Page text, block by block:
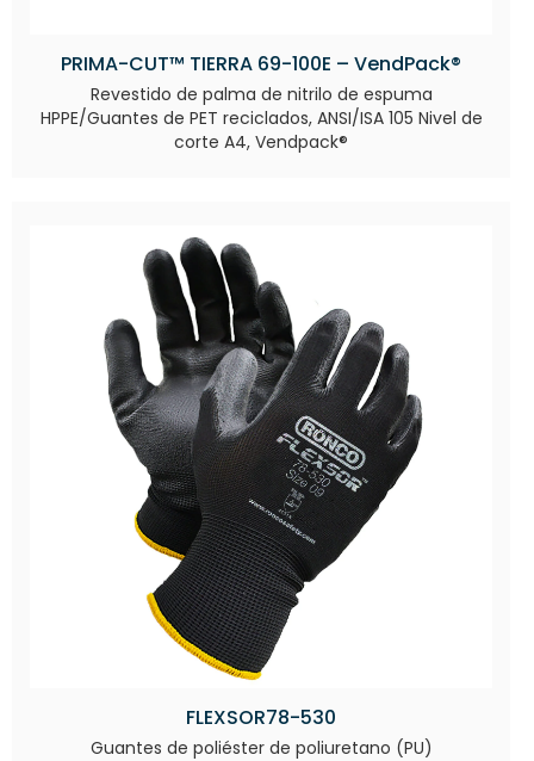
PRIMA-CUT™ TIERRA 69-100E – VendPack®
Revestido de palma de nitrilo de espuma
HPPE/Guantes de PET reciclados, ANSI/ISA 105 Nivel de
corte A4, Vendpack®
FLEXSOR78-530
Guantes de poliéster de poliuretano (PU)